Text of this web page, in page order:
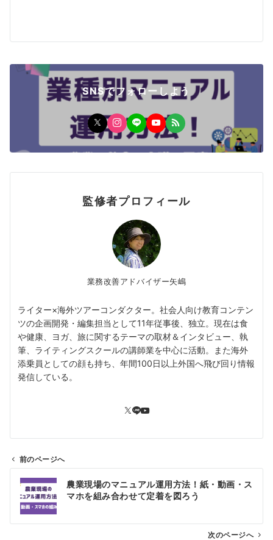
SNSでフォローしよう
監修者プロフィール
業務改善アドバイザー矢嶋
ライター×海外ツアーコンダクター。社会人向け教育コンテン
ツの企画開発・編集担当として11年従事後、独立。現在は食
や健康、ヨガ、旅に関するテーマの取材＆インタビュー、執
筆、ライティングスクールの講師業を中心に活動。また海外
添乗員としての顔も持ち、年間100日以上外国へ飛び回り情報
発信している。
前のページへ
農業現場のマニュアル運用方法！紙・動画・ス
マホを組み合わせて定着を図ろう
次のページへ